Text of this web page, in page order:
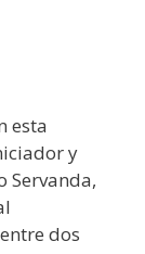
esta
y
Servanda,
dos